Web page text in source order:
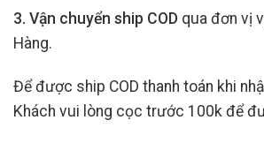
3. Vận chuyển ship COD qua đơn vị
Hàng.
Để được ship COD thanh toán khi
Khách vui lòng cọc trước 100k để